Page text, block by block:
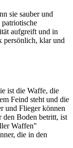
sie sauber und
aufgreift und in
persönlich, klar und
ist die Waffe, die
Feind steht und die
und Flieger können
den Boden betritt, ist
Waffen"
die in den